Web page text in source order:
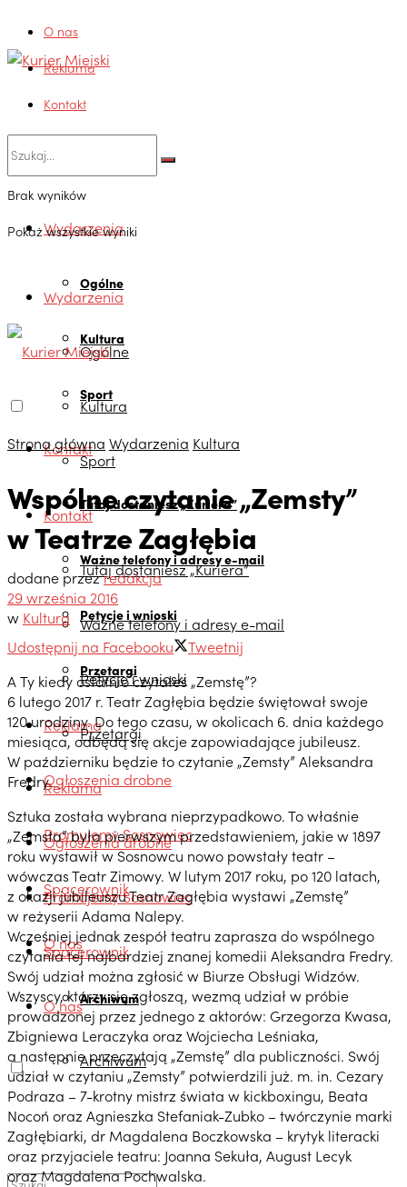
O nas
Reklama
Kontakt
Brak wyników
Pokaż wszystkie wyniki
Wydarzenia
Ogólne
Kultura
Sport
Kontakt
Tutaj dostaniesz „Kuriera”
Ważne telefony i adresy e-mail
Petycje i wnioski
Przetargi
Reklama
Ogłoszenia drobne
Promujemy Sosnowiec
Spacerownik
O nas
Archiwum
Wydarzenia
Ogólne
Kultura
Sport
Kontakt
Tutaj dostaniesz „Kuriera”
Ważne telefony i adresy e-mail
Petycje i wnioski
Przetargi
Reklama
Ogłoszenia drobne
Promujemy Sosnowiec
Spacerownik
O nas
Archiwum
Strona główna Wydarzenia Kultura
Wspólne czytanie „Zemsty”
w Teatrze Zagłębia
dodane przezredakcja
29 września 2016
w Kultura
Udostępnij na Facebooku
Tweetnij
A Ty kiedy ostatnio czytałeś „Zemstę”?
6 lutego 2017 r. Teatr Zagłębia będzie świętował swoje
120.urodziny. Do tego czasu, w okolicach 6. dnia każdego
miesiąca, odbędą się akcje zapowiadające jubileusz.
W październiku będzie to czytanie „Zemsty” Aleksandra
Fredry.
Sztuka została wybrana nieprzypadkowo. To właśnie
„Zemsta” była pierwszym przedstawieniem, jakie w 1897
roku wystawił w Sosnowcu nowo powstały teatr –
wówczas Teatr Zimowy. W lutym 2017 roku, po 120 latach,
z okazji jubileuszu Teatr Zagłębia wystawi „Zemstę”
w reżyserii Adama Nalepy.
Wcześniej jednak zespół teatru zaprasza do wspólnego
czytania tej najbardziej znanej komedii Aleksandra Fredry.
Swój udział można zgłosić w Biurze Obsługi Widzów.
Wszyscy, którzy się zgłoszą, wezmą udział w próbie
prowadzonej przez jednego z aktorów: Grzegorza Kwasa,
Zbigniewa Leraczyka oraz Wojciecha Leśniaka,
a następnie przeczytają „Zemstę” dla publiczności. Swój
udział w czytaniu „Zemsty” potwierdzili już. m. in. Cezary
Podraza – 7-krotny mistrz świata w kickboxingu, Beata
Nocoń oraz Agnieszka Stefaniak-Zubko – twórczynie marki
Zagłębiarki, dr Magdalena Boczkowska – krytyk literacki
oraz przyjaciele teatru: Joanna Sekuła, August Lecyk
oraz Magdalena Pochwalska.